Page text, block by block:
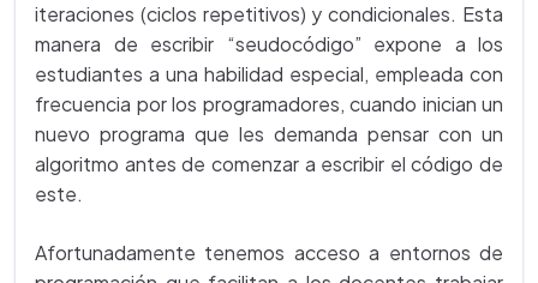
iteraciones (ciclos repetitivos) y condicionales. Esta
manera de escribir “seudocódigo” expone a los
estudiantes a una habilidad especial, empleada con
frecuencia por los programadores, cuando inician un
nuevo programa que les demanda pensar con un
algoritmo antes de comenzar a escribir el código de
este.
Afortunadamente tenemos acceso a entornos de